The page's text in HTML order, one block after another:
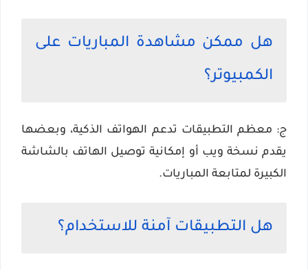
هل ممكن مشاهدة المباريات على
الكمبيوتر؟
ج: معظم التطبيقات تدعم الهواتف الذكية، وبعضها
يقدم نسخة ويب أو إمكانية توصيل الهاتف بالشاشة
الكبيرة لمتابعة المباريات.
هل التطبيقات آمنة للاستخدام؟